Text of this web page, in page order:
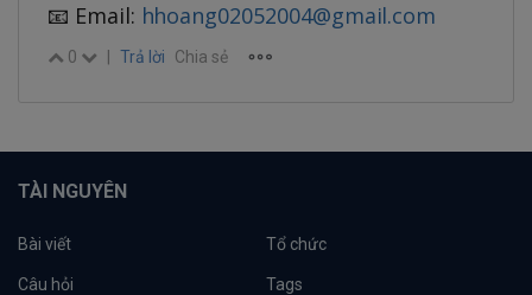
📧 Email: hhoang02052004@gmail.com
0 Trả lời Chia sẻ
TÀI NGUYÊN
Bài viết Tổ chức
Câu hỏi Tags